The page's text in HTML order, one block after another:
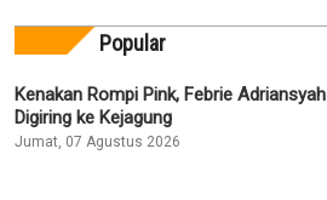
Popular
Kenakan Rompi Pink, Febrie Adriansyah
Digiring ke Kejagung
Jumat, 07 Agustus 2026